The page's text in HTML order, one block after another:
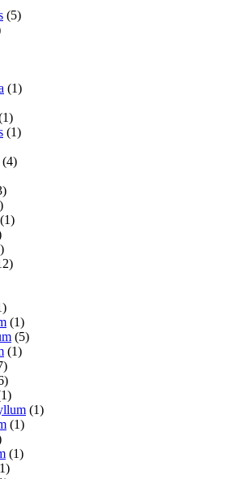
55
11
11
vare
11
44
3
varer
varer
11
4
varer
12
1
vare
11
vare
55
11
7
varer
6
varer
11
vare 11
11
11
11